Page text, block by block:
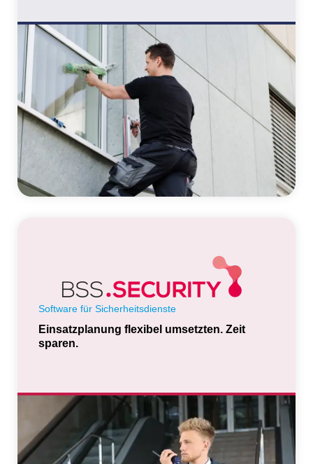
Software für Sicherheitsdienste
Einsatzplanung flexibel umsetzten. Zeit
sparen.